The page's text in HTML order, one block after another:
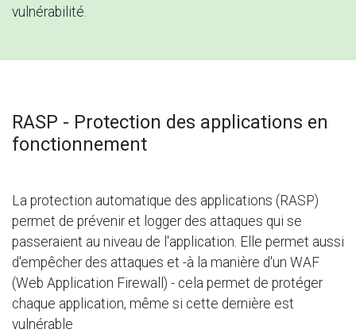
vulnérabilité.
RASP - Protection des applications en
fonctionnement
La protection automatique des applications (RASP)
permet de prévenir et logger des attaques qui se
passeraient au niveau de l'application. Elle permet aussi
d'empêcher des attaques et -à la manière d'un WAF
(Web Application Firewall) - cela permet de protéger
chaque application, même si cette dernière est
vulnérable